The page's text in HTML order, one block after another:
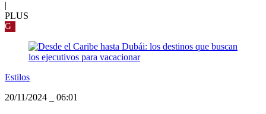
|
PLUS
G
Estilos
20/11/2024
06:01